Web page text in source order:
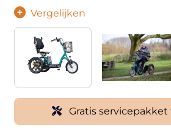
Vergelijken
Gratis servicepakket